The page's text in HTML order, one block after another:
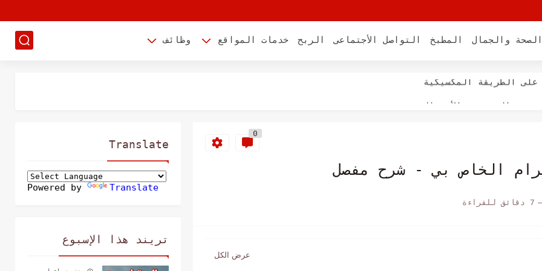
الصحة والجمال المطبخ التواصل الأجتماعى الربح خدمات المواقع وظائف ( طريقة عمل سلطة الكول...
فى البيت مع الأرز المبهر...
بشكل مفرط
0
الخاص بي - شرح مفصل
7 دقائق للقراءة
Translate
Powered by Translate
تريند هذا الإسبوع